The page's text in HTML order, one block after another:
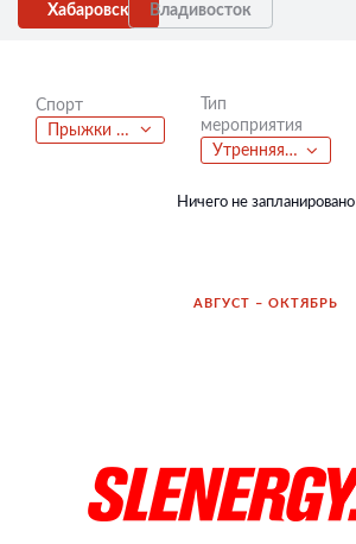
Хабаровск Владивосток
Спорт
Прыжки на батутах
Тип
мероприятия
Утренняя пробежка
Ничего не запланировано
АВГУСТ – ОКТЯБРЬ